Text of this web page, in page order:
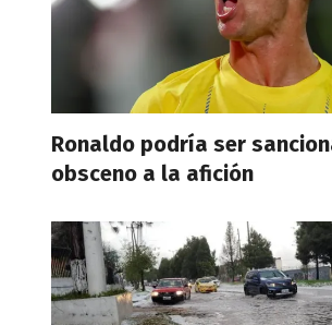
Ronaldo podría ser
obsceno a la afición